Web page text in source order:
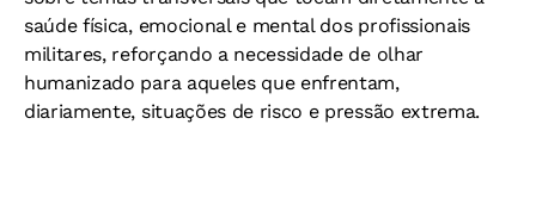
saúde física, emocional e mental dos profissionais
militares, reforçando a necessidade de olhar
humanizado para aqueles que enfrentam,
diariamente, situações de risco e pressão extrema.